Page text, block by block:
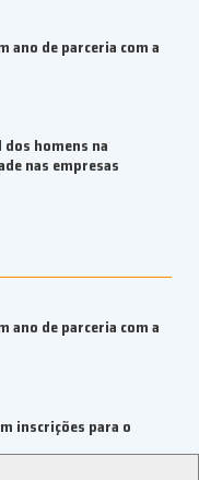
ano de parceria com a
homens na
nas empresas
ano de parceria com a
inscrições para o